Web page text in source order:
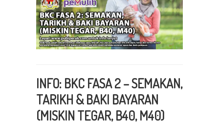
INFO: BKC FASA 2 – SEMAKAN,
TARIKH & BAKI BAYARAN
(MISKIN TEGAR, B40, M40)